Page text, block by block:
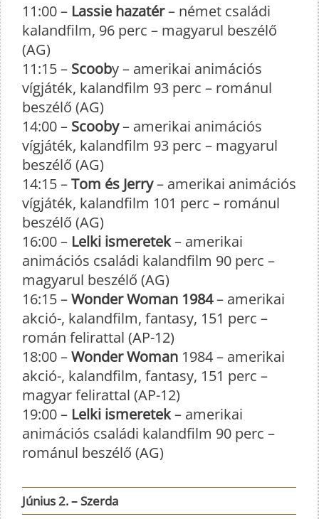
11:00 – Lassie hazatér– német családi
kalandfilm, 96 perc – magyarul beszélő
(AG)
11:15 – Scooby – amerikai animációs
vígjáték, kalandfilm 93 perc – románul
beszélő (AG)
14:00 – Scooby– amerikai animációs
vígjáték, kalandfilm 93 perc – magyarul
beszélő (AG)
14:15 –Tom és Jerry– amerikai animációs
vígjáték, kalandfilm 101 perc – románul
beszélő (AG)
16:00 – Lelki ismeretek– amerikai
animációs családi kalandfilm 90 perc –
magyarul beszélő (AG)
16:15 –Wonder Woman 1984– amerikai
akció-, kalandfilm, fantasy, 151 perc –
román felirattal (AP-12)
18:00 –Wonder Woman 1984 – amerikai
akció-, kalandfilm, fantasy, 151 perc –
magyar felirattal (AP-12)
19:00 – Lelki ismeretek– amerikai
animációs családi kalandfilm 90 perc –
románul beszélő (AG)
Június 2. – Szerda